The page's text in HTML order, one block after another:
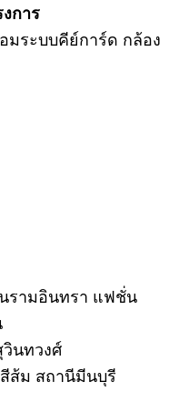
การ
มระบบคีย์การ์ด กล้อง
รามอินทรา แฟชั่น
นทวงศ์
ส้ม สถานีมีนบุรี